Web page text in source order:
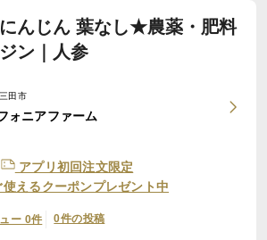
にんじん 葉なし★農薬・肥料
ン｜人参
田市
ォニアファーム
アプリ初回注文限定
使えるクーポンプレゼント中
ー 0件 0件の投稿